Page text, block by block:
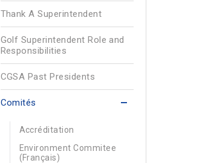
Thank A Superintendent
Golf Superintendent Role and
Responsibilities
CGSA Past Presidents
Comités
Accréditation
Environment Commitee
(Français)